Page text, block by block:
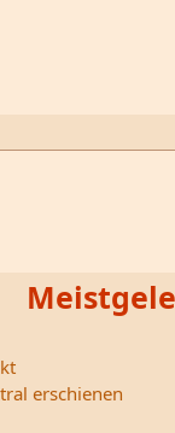
erschienen